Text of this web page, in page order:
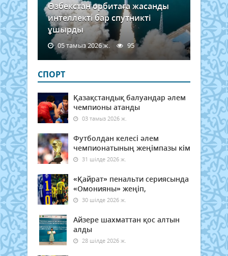
Өзбекстан орбитаға жасанды
интеллекті бар спутникті
ұшырды
05 тамыз 2026 ж. 95
СПОРТ
Қазақстандық балуандар әлем
чемпионы атанды
03 тамыз 2026 ж.
Футболдан келесі әлем
чемпионатының жеңімпазы кім
31 шілде 2026 ж.
«Қайрат» пенальти сериясында
«Омонияны» жеңіп,
30 шілде 2026 ж.
Айзере шахматтан қос алтын
алды
28 шілде 2026 ж.